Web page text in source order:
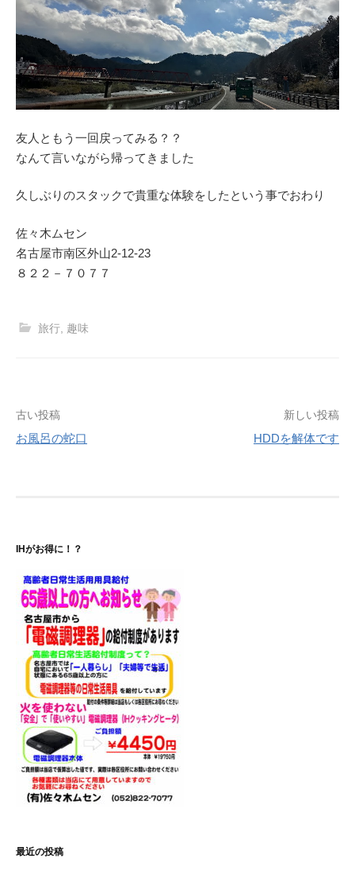
友人ともう一回戻ってみる？？
なんて言いながら帰ってきました
久しぶりのスタックで貴重な体験をしたという事でおわり
佐々木ムセン
名古屋市南区外山2-12-23
８２２－７０７７
旅行 趣味
投
稿
シ
ョ
ン
古い投稿
お風呂の蛇口
新しい投稿
HDDを解体です
IHがお得に！？
最近の投稿